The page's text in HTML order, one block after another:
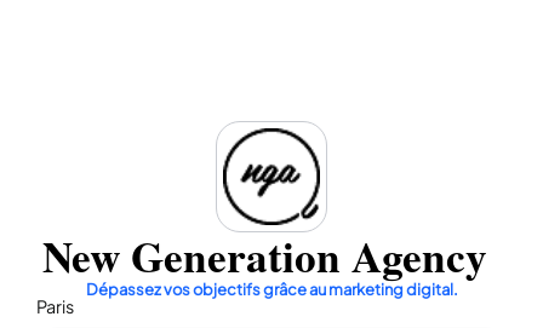
New Generation Agency
Dépassez vos objectifs grâce au marketing digital.
Paris